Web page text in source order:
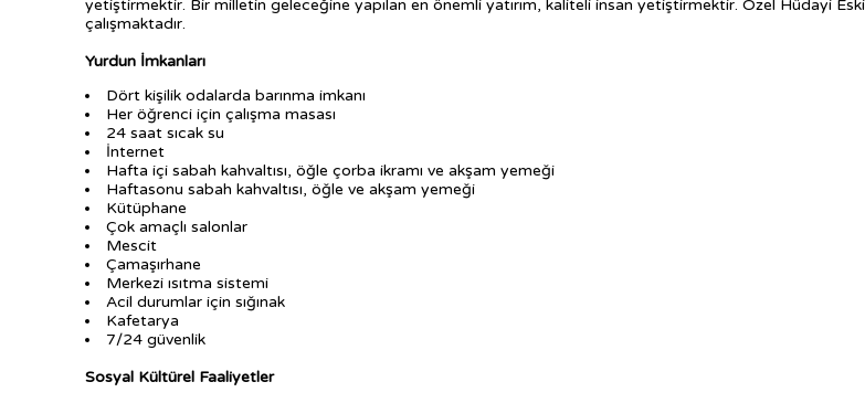
yetiştirmektir. Bir milletin geleceğine yapılan en önemli yatırım, kaliteli insan yetiştirmektir. Özel Hüdayi
çalışmaktadır.
Yurdun İmkanları
Dört kişilik odalarda barınma imkanı
Her öğrenci için çalışma masası
24 saat sıcak su
İnternet
Hafta içi sabah kahvaltısı, öğle çorba ikramı ve akşam yemeği
Haftasonu sabah kahvaltısı, öğle ve akşam yemeği
Kütüphane
Çok amaçlı salonlar
Mescit
Çamaşırhane
Merkezi ısıtma sistemi
Acil durumlar için sığınak
Kafetarya
7/24 güvenlik
Sosyal Kültürel Faaliyetler